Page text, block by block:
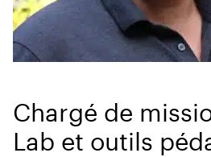
Chargé de
Lab et outils